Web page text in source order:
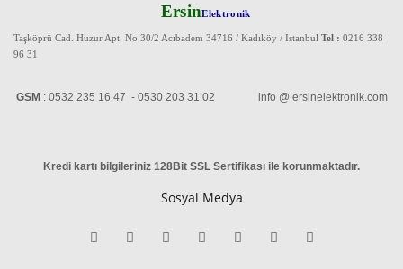
ErsinElektronik
Taşköprü Cad. Huzur Apt. No:30/2 Acıbadem 34716 / Kadıköy / Istanbul Tel : 0216 338
96 31
GSM : 0532 235 16 47 - 0530 203 31 02 info @ ersinelektronik.com
Kredi kartı bilgileriniz 128Bit SSL Sertifikası ile korunmaktadır.
Sosyal Medya